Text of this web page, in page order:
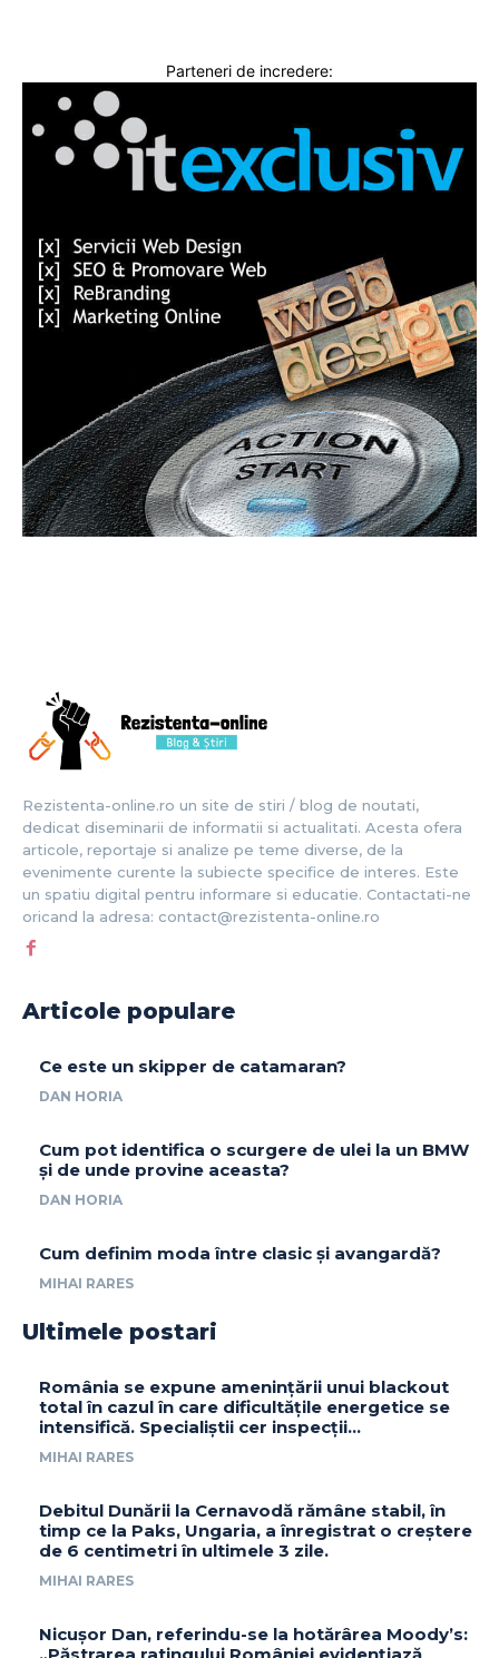
Parteneri de incredere:
Rezistenta-online.ro un site de stiri / blog de noutati,
dedicat diseminarii de informatii si actualitati. Acesta ofera
articole, reportaje si analize pe teme diverse, de la
evenimente curente la subiecte specifice de interes. Este
un spatiu digital pentru informare si educatie. Contactati-ne
oricand la adresa: contact@rezistenta-online.ro
Articole populare
Ce este un skipper de catamaran?
DAN HORIA
Cum pot identifica o scurgere de ulei la un BMW
și de unde provine aceasta?
DAN HORIA
Cum definim moda între clasic și avangardă?
MIHAI RARES
Ultimele postari
România se expune amenințării unui blackout
total în cazul în care dificultățile energetice se
intensifică. Specialiștii cer inspecții…
MIHAI RARES
Debitul Dunării la Cernavodă rămâne stabil, în
timp ce la Paks, Ungaria, a înregistrat o creștere
de 6 centimetri în ultimele 3 zile.
MIHAI RARES
Nicușor Dan, referindu-se la hotărârea Moody’s: